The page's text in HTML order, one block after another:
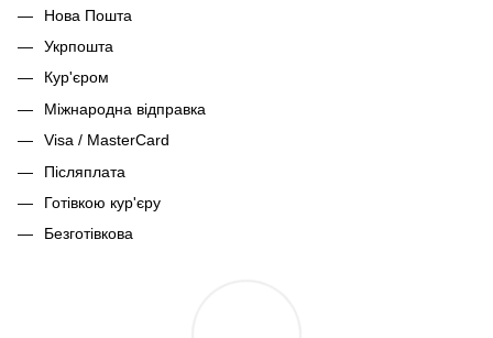
Нова Пошта
Укрпошта
Кур'єром
Міжнародна відправка
Visa / MasterCard
Післяплата
Готівкою кур'єру
Безготівкова